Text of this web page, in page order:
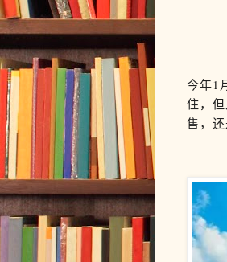
今年1
住，
售，